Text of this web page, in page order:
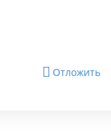
Отложить